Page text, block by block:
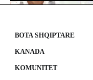
BOTA SHQIPTARE
KANADA
KOMUNITET